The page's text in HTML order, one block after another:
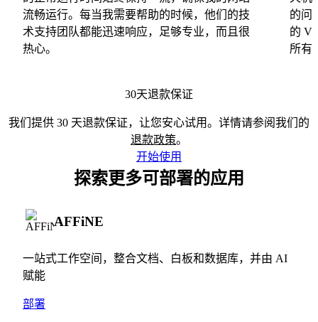
流畅运行。每当我需要帮助的时候，他们的技
术支持团队都能迅速响应，足够专业，而且很
热心。
的问
的
所有
30天退款保证
我们提供 30 天退款保证，让您安心试用。详情请参阅我们的
退款政策。
开始使用
探索更多可部署的应用
AFFiNE
一站式工作空间，整合文档、白板和数据库，并由 AI
赋能
部署